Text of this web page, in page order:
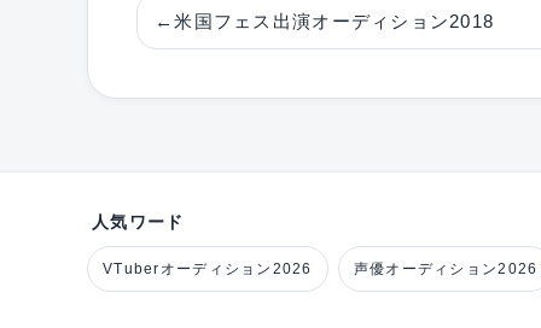
←米国フェス出演オーディション2018
人気ワード
VTuberオーディション2026 声優オーディション2026